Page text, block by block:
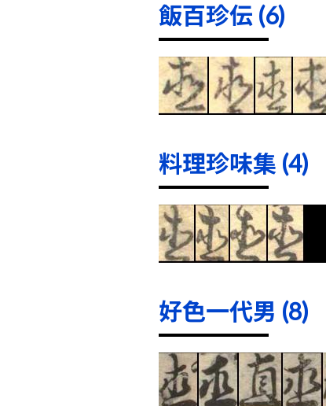
飯百珍伝 (6)
料理珍味集 (4)
好色一代男 (8)